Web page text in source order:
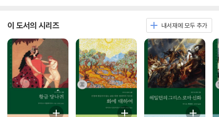
이 도서의 시리즈 내서재에 모두 추가